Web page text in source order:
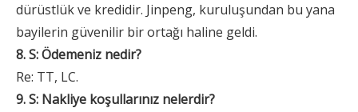
dürüstlük ve kredidir. Jinpeng, kuruluşundan bu yana
bayilerin güvenilir bir ortağı haline geldi.
8. S: Ödemeniz nedir?
Re: TT, LC.
9. S: Nakliye koşullarınız nelerdir?